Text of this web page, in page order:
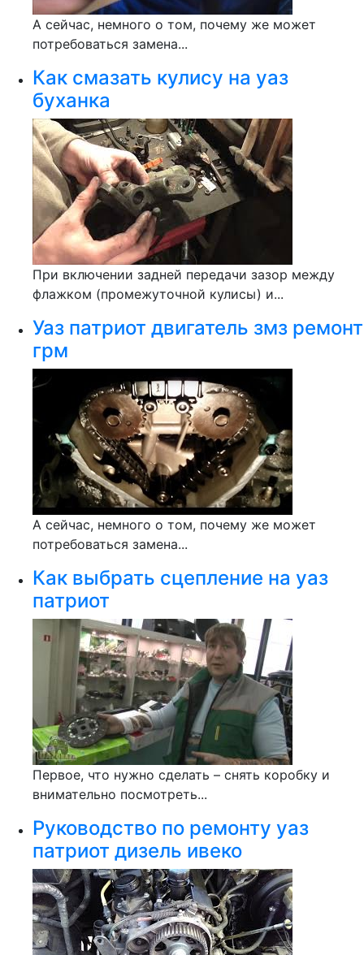
А сейчас, немного о том, почему же может
потребоваться замена...
Как смазать кулису на уаз
буханка
При включении задней передачи зазор между
флажком (промежуточной кулисы) и...
Уаз патриот двигатель змз ремонт
грм
А сейчас, немного о том, почему же может
потребоваться замена...
Как выбрать сцепление на уаз
патриот
Первое, что нужно сделать – снять коробку и
внимательно посмотреть...
Руководство по ремонту уаз
патриот дизель ивеко